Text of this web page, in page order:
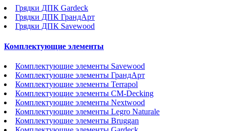
Грядки ДПК Gardeck
Грядки ДПК ГрандАрт
Грядки ДПК Savewood
Комплектующие элементы
Комплектующие элементы Savewood
Комплектующие элементы ГрандАрт
Комплектующие элементы Terrapol
Комплектующие элементы CM-Decking
Комплектующие элементы Nextwood
Комплектующие элементы Legro Naturale
Комплектующие элементы Bruggan